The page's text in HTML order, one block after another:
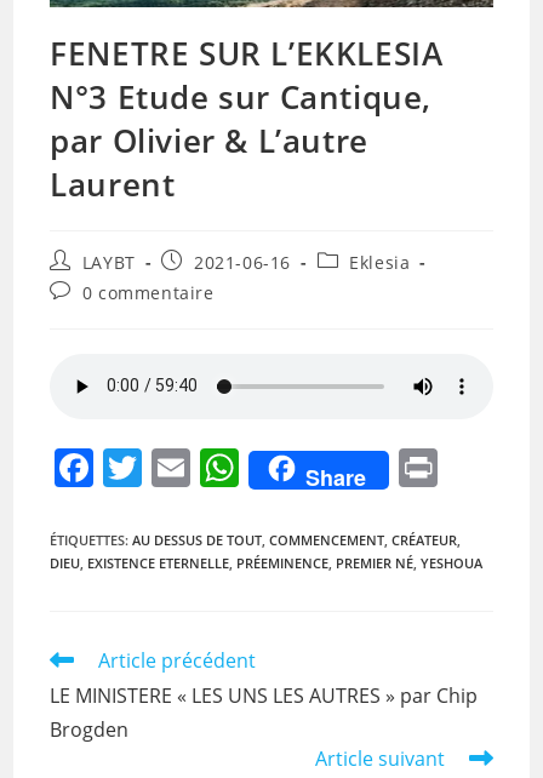
FENETRE SUR L’EKKLESIA
N°3 Etude sur Cantique,
par Olivier & L’autre
Laurent
Auteur/autrice
de
la
LAYBT
Publication
publiée :
2021-06-16
PostEklesia
Commentaires
0 commentaire
F
c
e
o
o
k
T
itt
er
E
ai
l
W
h
at
s
p
p
Share
t
ÉTIQUETTES:AU DESSUS DE TOUT COMMENCEMENT CRÉATEUR
DIEU EXISTENCE ETERNELLE PRÉEMINENCE PREMIER NÉ YESHOUA
Read
articles
Article précédent
LE MINISTERE « LES UNS LES AUTRES » par Chip
Brogden
Article suivant